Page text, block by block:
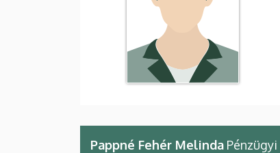
Pappné Fehér Melinda